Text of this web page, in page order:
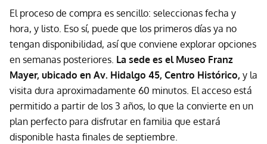
El proceso de compra es sencillo: seleccionas fecha y
hora, y listo. Eso sí, puede que los primeros días ya no
tengan disponibilidad, así que conviene explorar opciones
en semanas posteriores. La sede es el Museo Franz
Mayer, ubicado en Av. Hidalgo 45, Centro Histórico, y la
visita dura aproximadamente 60 minutos. El acceso está
permitido a partir de los 3 años, lo que la convierte en un
plan perfecto para disfrutar en familia que estará
disponible hasta finales de septiembre.